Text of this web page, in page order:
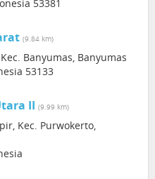
53381
(9.84 km)
Banyumas, Banyumas
53133
II (9.99 km)
Kec. Purwokerto,